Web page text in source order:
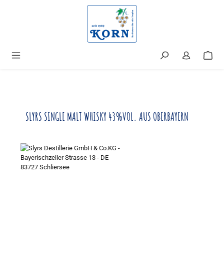
SLYRS SINGLE MALT WHISKY 43%VOL. AUS OBERBAYERN